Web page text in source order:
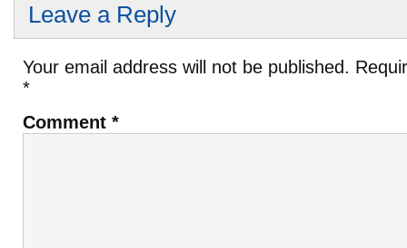
Leave a Reply
Your email address will not be published.
*
Comment *